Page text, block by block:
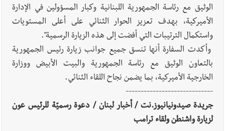
الوثيق مع رئاسة الجمهورية اللبنانية وكبار المسؤولين في الإدارة
الأميركية، بهدف تعزيز الحوار الثنائي على أعلى المستويات
واستكمال الترتيبات التي أفضت إلى هذه الزيارة الرسمية".
وأكدت السفارة أنها تنسق جميع جوانب زيارة رئيس الجمهورية
بالتعاون الوثيق مع رئاسة الجمهورية والبيت الأبيض ووزارة
الخارجية الأميركية، بما يضمن نجاح اللقاء الثنائي.
-----------------------------
جريدة صيدونيانيوز.نت / أخبار لبنان / دعوة رسميّة للرئيس عون
لزيارة واشنطن ولقاء ترامب